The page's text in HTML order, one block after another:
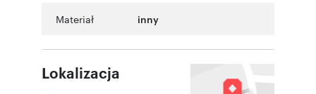
Materiał inny
Lokalizacja